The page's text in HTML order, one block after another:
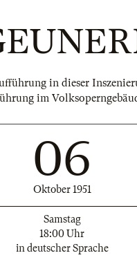
in dieser
im
06
Oktober 1951
Samstag
18:00 Uhr
in deutscher Sprache